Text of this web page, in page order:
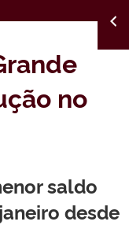
no
saldo
desde